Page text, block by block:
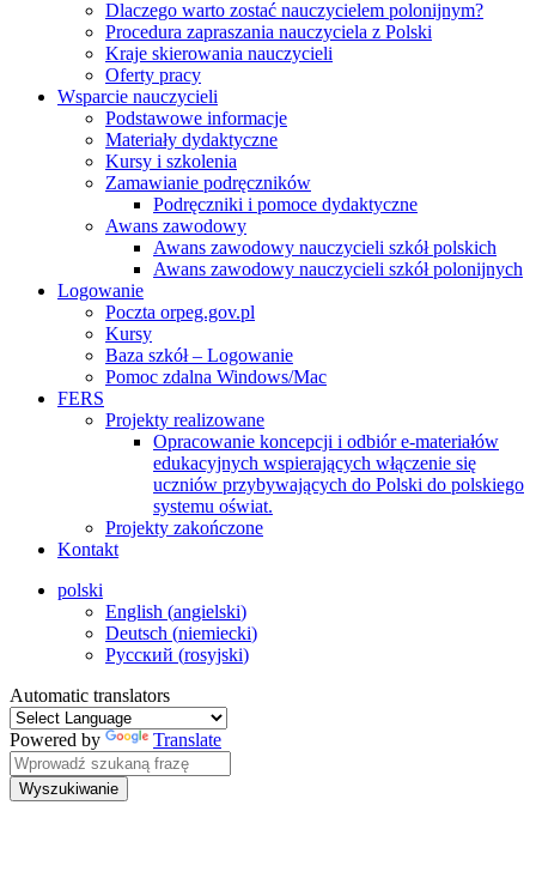
Dlaczego warto zostać nauczycielem polonijnym?
Procedura zapraszania nauczyciela z Polski
Kraje skierowania nauczycieli
Oferty pracy
Wsparcie nauczycieli
Podstawowe informacje
Materiały dydaktyczne
Kursy i szkolenia
Zamawianie podręczników
Podręczniki i pomoce dydaktyczne
Awans zawodowy
Awans zawodowy nauczycieli szkół polskich
Awans zawodowy nauczycieli szkół polonijnych
Logowanie
Poczta orpeg.gov.pl
Kursy
Baza szkół – Logowanie
Pomoc zdalna Windows/Mac
FERS
Projekty realizowane
Opracowanie koncepcji i odbiór e-materiałów
edukacyjnych wspierających włączenie się
uczniów przybywających do Polski do polskiego
systemu oświat.
Projekty zakończone
Kontakt
polski
English (angielski)
Deutsch (niemiecki)
Русский (rosyjski)
Automatic translators
Powered by Translate
Wyszukiwanie